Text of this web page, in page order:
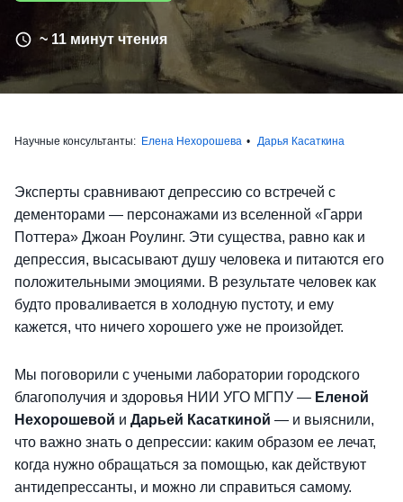
~ 11 минут чтения
Научные консультанты: Елена Нехорошева Дарья Касаткина
Эксперты сравнивают депрессию со встречей с
дементорами — персонажами из вселенной «Гарри
Поттера» Джоан Роулинг. Эти существа, равно как и
депрессия, высасывают душу человека и питаются его
положительными эмоциями. В результате человек как
будто проваливается в холодную пустоту, и ему
кажется, что ничего хорошего уже не произойдет.
Мы поговорили с учеными лаборатории городского
благополучия и здоровья НИИ УГО МГПУ — Еленой
Нехорошевой и Дарьей Касаткиной — и выяснили,
что важно знать о депрессии: каким образом ее лечат,
когда нужно обращаться за помощью, как действуют
антидепрессанты, и можно ли справиться самому.